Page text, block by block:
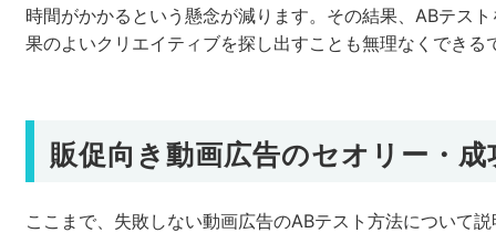
時間がかかるという懸念が減ります。その結果、ABテス
果のよいクリエイティブを探し出すことも無理なくできる
販促向き動画広告のセオリー・
ここまで、失敗しない動画広告のABテスト方法について